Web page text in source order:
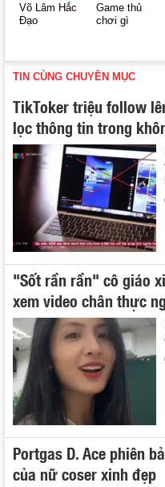
Võ Lâm Hắc
Đạo
Game thủ
chơi gì
TIN CÙNG CHUYÊN MỤC
TikToker triệu follow
lọc thông tin trong
"Sốt rần rần" cô giáo
xem video chân thực
Portgas D. Ace phiên
của nữ coser xinh đẹp